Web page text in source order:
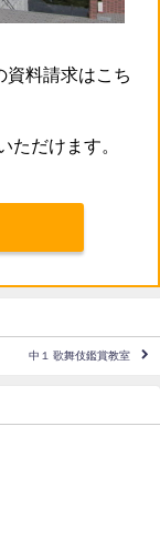
資料請求はこち
ただけます。
中１ 歌舞伎鑑賞教室